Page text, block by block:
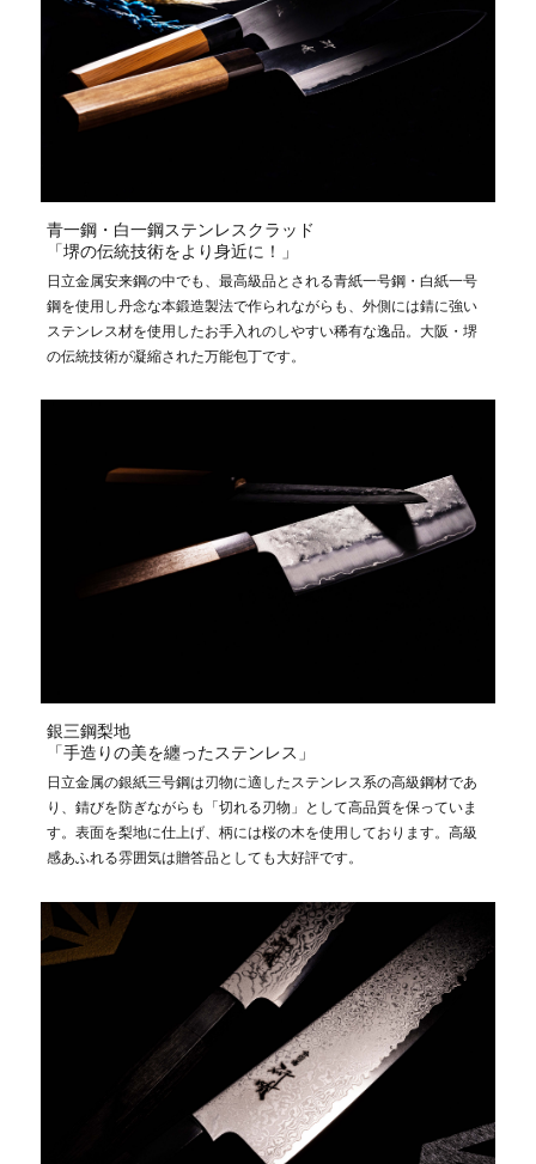
青一鋼・白一鋼ステンレスクラッド
「堺の伝統技術をより身近に！」
日立金属安来鋼の中でも、最高級品とされる青紙一号鋼・白紙一号
鋼を使用し丹念な本鍛造製法で作られながらも、外側には錆に強い
ステンレス材を使用したお手入れのしやすい稀有な逸品。大阪・堺
の伝統技術が凝縮された万能包丁です。
銀三鋼梨地
「手造りの美を纏ったステンレス」
日立金属の銀紙三号鋼は刃物に適したステンレス系の高級鋼材であ
り、錆びを防ぎながらも「切れる刃物」として高品質を保っていま
す。表面を梨地に仕上げ、柄には桜の木を使用しております。高級
感あふれる雰囲気は贈答品としても大好評です。